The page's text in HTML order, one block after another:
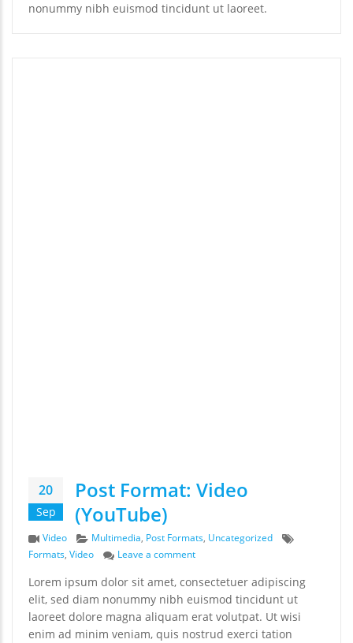
nonummy nibh euismod tincidunt ut laoreet.
20
Sep
Post Format: Video
(YouTube)
Format
Video Categories
Multimedia, Post Formats, Uncategorized
Formats, Video Leave a commenton Post Format: Video (YouTube)
Lorem ipsum dolor sit amet, consectetuer adipiscing
elit, sed diam nonummy nibh euismod tincidunt ut
laoreet dolore magna aliquam erat volutpat. Ut wisi
enim ad minim veniam, quis nostrud exerci tation